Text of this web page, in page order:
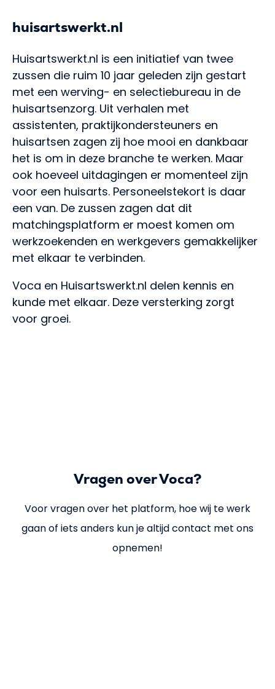
huisartswerkt.nl
Huisartswerkt.nl is een initiatief van twee
zussen die ruim 10 jaar geleden zijn gestart
met een werving- en selectiebureau in de
huisartsenzorg. Uit verhalen met
assistenten, praktijkondersteuners en
huisartsen zagen zij hoe mooi en dankbaar
het is om in deze branche te werken. Maar
ook hoeveel uitdagingen er momenteel zijn
voor een huisarts. Personeelstekort is daar
een van. De zussen zagen dat dit
matchingsplatform er moest komen om
werkzoekenden en werkgevers gemakkelijker
met elkaar te verbinden.
Voca en Huisartswerkt.nl delen kennis en
kunde met elkaar. Deze versterking zorgt
voor groei.
Vragen over Voca?
Voor vragen over het platform, hoe wij te werk
gaan of iets anders kun je altijd contact met ons
opnemen!